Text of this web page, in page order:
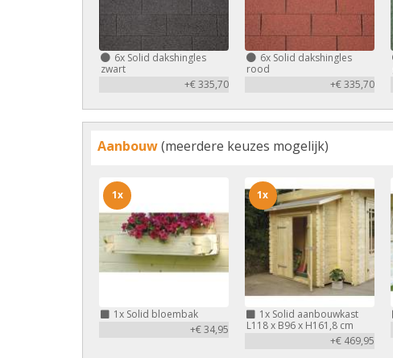
6x Solid dakshingles
zwart
+€ 335,70
6xSolid dakshingles
rood
+€ 335,70
Aanbouw(meerdere keuzes mogelijk)
1x Solid bloembak
+€ 34,95
1x
1xSolid aanbouwkast
L118 x B96 x H161,8 cm
+€ 469,95
1x